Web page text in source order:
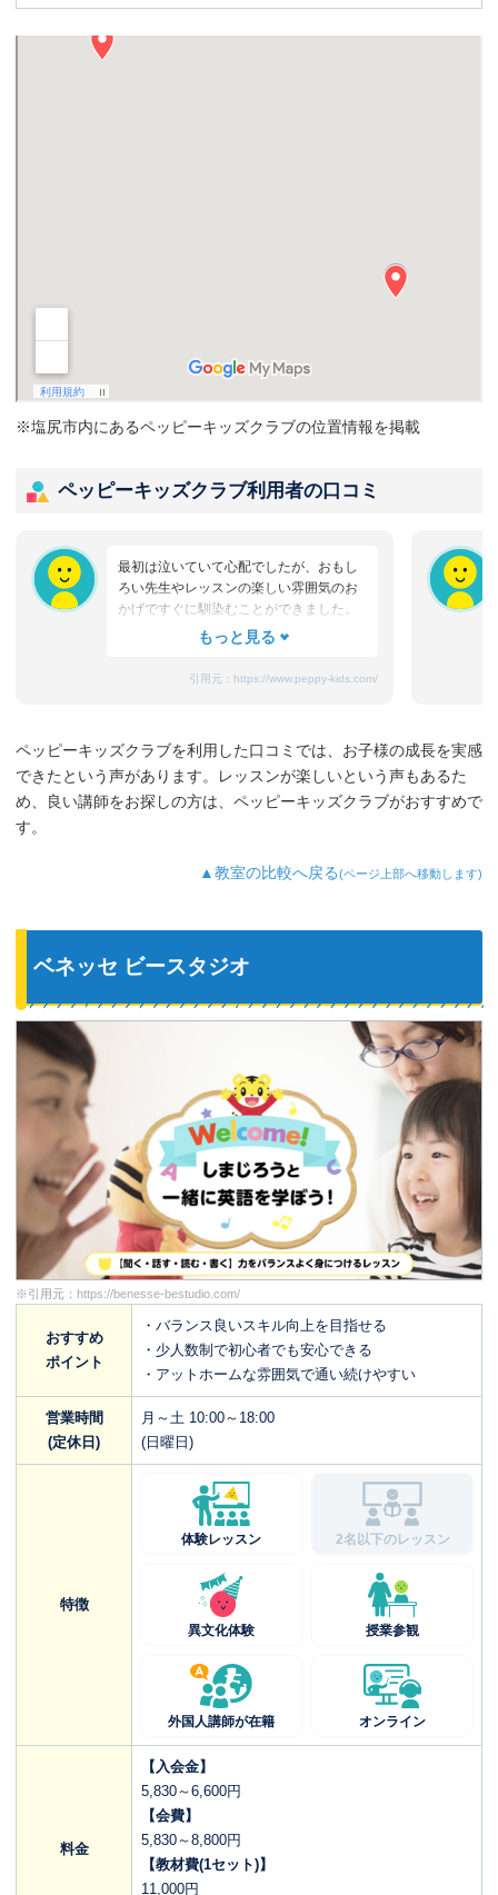
※塩尻市内にあるペッピーキッズクラブの位置情報を掲載
ペッピーキッズクラブ利用者の口コミ
最初は泣いていて心配でしたが、おもし
ろい先生やレッスンの楽しい雰囲気のお
かげですぐに馴染むことができました。
たまにママと離れるときに嫌がることも
れ、お迎えのときはいつも笑顔です。
3歳児を飽きさせない充実したレッスンだ
と思います。うちの子は特に歌やダンス
が好きなようで、よく「Hello～♪」と歌
ど、色んなものを英語で教えてくれるよ
うになり、英語が身についてきているの
引用元： https://www.peppy-kids.com/
ペッピーキッズクラブを利用した口コミでは、お子様の成長を実感
できたという声があります。レッスンが楽しいという声もあるた
め、良い講師をお探しの方は、ペッピーキッズクラブがおすすめで
す。
▲教室の比較へ戻る(ページ上部へ移動します)
ベネッセ ビースタジオ
※引用元： https://benesse-bestudio.com/
おすすめ
ポイント
・バランス良いスキル向上を目指せる
・少人数制で初心者でも安心できる
・アットホームな雰囲気で通い続けやすい
営業時間
(定休日)
月～土 10:00～18:00
(日曜日)
特徴
体験レッスン 2名以下のレッスン
異文化体験 授業参観
外国人講師が在籍 オンライン
料金
【入会金】
5,830～6,600円
【会費】
5,830～8,800円
【教材費(1セット)】
11,000円